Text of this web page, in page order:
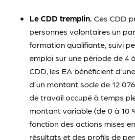
Le CDD tremplin.Ces CDD
personnes volontaires un
formation qualifiante, suivi
emploi sur une période de 4
CDD, les EA bénéficient
d’un montant socle de 12
de travail occupé à temps
montant variable (de 0 à 10
fonction des actions mises
résultats et des profils de